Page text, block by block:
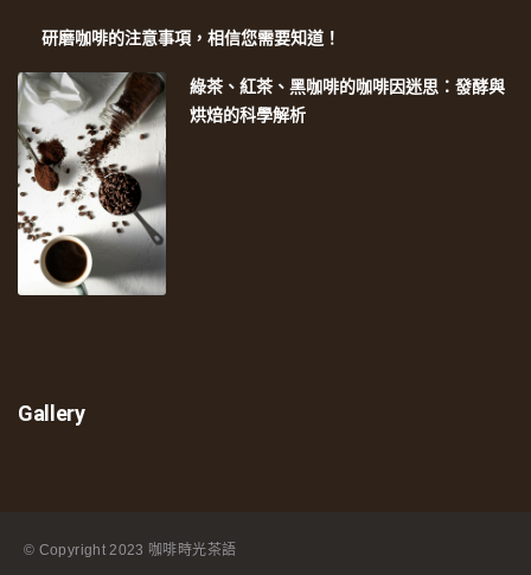
研磨咖啡的注意事項，相信您需要知道！
綠茶、紅茶、黑咖啡的咖啡因迷思：發酵與
烘焙的科學解析
Gallery
© Copyright 2023 咖啡時光茶語